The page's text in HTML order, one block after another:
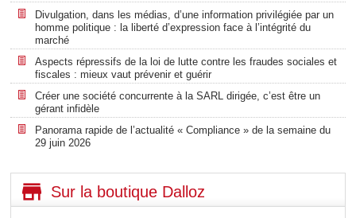
Divulgation, dans les médias, d’une information privilégiée par un
homme politique : la liberté d’expression face à l’intégrité du
marché
Aspects répressifs de la loi de lutte contre les fraudes sociales et
fiscales : mieux vaut prévenir et guérir
Créer une société concurrente à la SARL dirigée, c’est être un
gérant infidèle
Panorama rapide de l’actualité « Compliance » de la semaine du
29 juin 2026
Sur la boutique Dalloz